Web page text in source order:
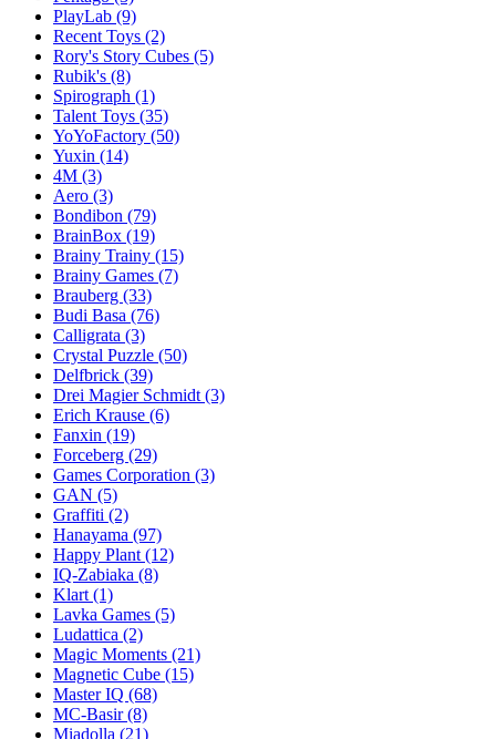
PlayLab (9)
Recent Toys (2)
Rory's Story Cubes (5)
Rubik's (8)
Spirograph (1)
Talent Toys (35)
YoYoFactory (50)
Yuxin (14)
4M (3)
Aero (3)
Bondibon (79)
BrainBox (19)
Brainy Trainy (15)
Brainy Games (7)
Brauberg (33)
Budi Basa (76)
Calligrata (3)
Crystal Puzzle (50)
Delfbrick (39)
Drei Magier Schmidt (3)
Erich Krause (6)
Fanxin (19)
Forceberg (29)
Games Corporation (3)
GAN (5)
Graffiti (2)
Hanayama (97)
Happy Plant (12)
IQ-Zabiaka (8)
Klart (1)
Lavka Games (5)
Ludattica (2)
Magic Moments (21)
Magnetic Cube (15)
Master IQ (68)
MC-Basir(8)
Miadolla (21)